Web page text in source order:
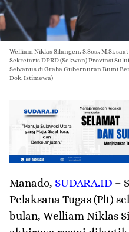
Welliam Niklas Silangen, S.Sos., M.Si.
Sekretaris DPRD (Sekwan) Provinsi
Selvanus di Graha Gubernuran Bumi
Dok. Istimewa)
Manado, SUDARA.ID –
Pelaksana Tugas (Plt)
bulan, Welliam Niklas